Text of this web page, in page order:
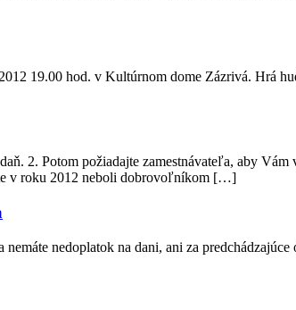
19.00 hod. v Kultúrnom dome Zázrivá. Hrá
2. Potom požiadajte zamestnávateľa, aby
v roku 2012 neboli dobrovoľníkom […]
nedoplatok na dani, ani za